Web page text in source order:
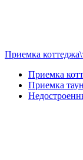
Приемка
Приемка
Приемка